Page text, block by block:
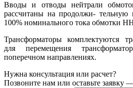
Вводы и отводы нейтрали
рассчитаны на продолжи- тельную
100% номинального тока обмотки
Трансформаторы комплектуются
для перемещения
поперечном направлениях.
Нужна консультация или расчет?
Позвоните нам или оставьте заявку